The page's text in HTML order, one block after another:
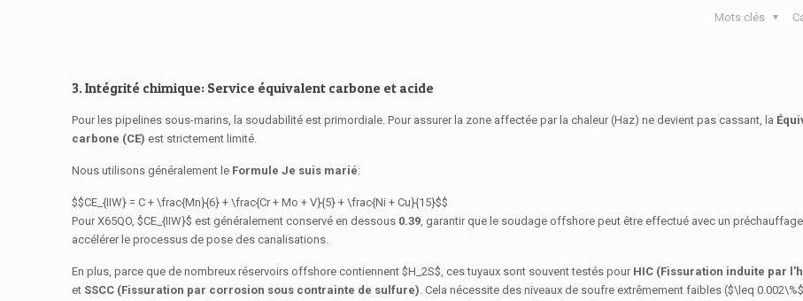
Mots clés
3. Intégrité chimique: Service équivalent carbone et acide
Pour les pipelines sous-marins, la soudabilité est primordiale. Pour assurer la zone affectée par la chaleur (Haz) ne devient pas cassant, la
carbone (CE) est strictement limité.
Nous utilisons généralement le Formule Je suis marié:
$$CE_{IIW} = C + \frac{Mn}{6} + \frac{Cr + Mo + V}{5} + \frac{Ni + Cu}{15}$$
Pour X65QO,$CE_{IIW}$ est généralement conservé en dessous 0.39, garantir que le soudage offshore peut être effectué avec un
accélérer le processus de pose des canalisations.
En plus, parce que de nombreux réservoirs offshore contiennent$H_2S$, ces tuyaux sont souvent testés pour HIC (Fissuration induite par
et SSCC (Fissuration par corrosion sous contrainte de sulfure). Cela nécessite des niveaux de soufre extrêmement faibles ($\leq